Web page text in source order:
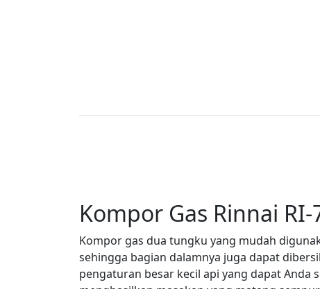
Kompor Gas Rinnai RI-
Kompor gas dua tungku yang mudah
sehingga bagian dalamnya juga dapat
pengaturan besar kecil api yang dapat